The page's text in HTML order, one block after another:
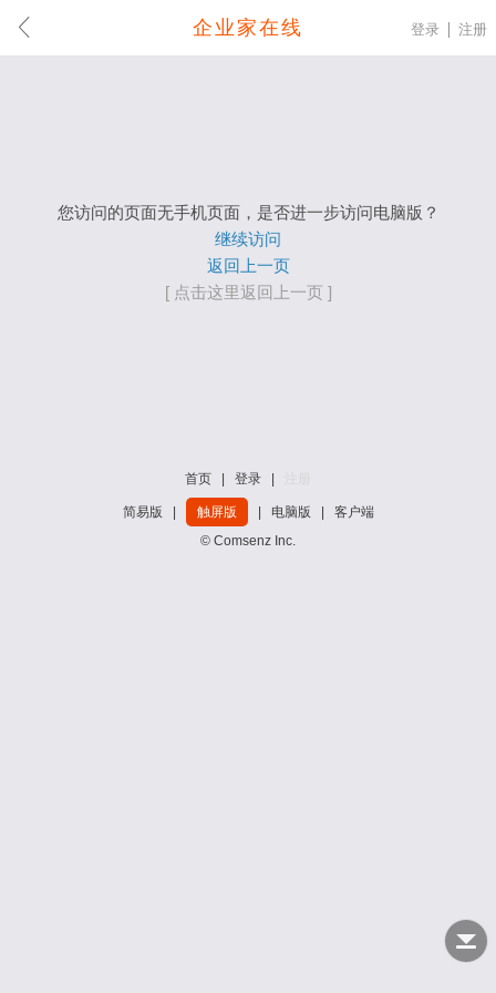
企业家在线 登录 注册
您访问的页面无手机页面，是否进一步访问电脑版？
继续访问
返回上一页
[ 点击这里返回上一页 ]
首页 登录
简易版 触屏版 电脑版
客户端
© Comsenz Inc.